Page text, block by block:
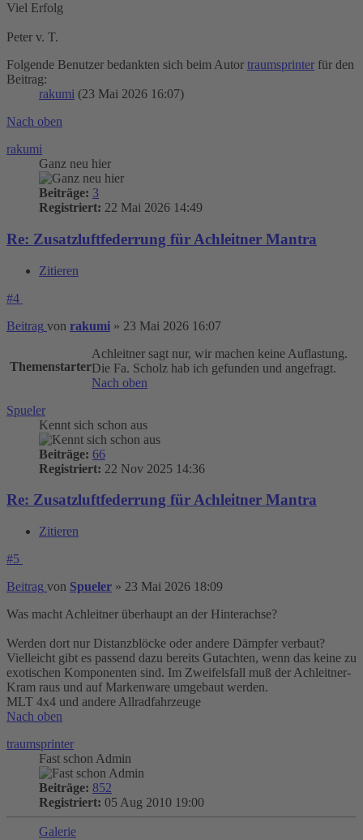
Viel Erfolg
Peter v. T.
Folgende Benutzer bedankten sich beim Autor traumsprinter für den
Beitrag:
rakumi (23 Mai 2026 16:07)
Nach oben
rakumi
Ganz neu hier
Beiträge: 3
Registriert: 22 Mai 2026 14:49
Re: Zusatzluftfederrung für Achleitner Mantra
Zitieren
#4
Beitrag von rakumi » 23 Mai 2026 16:07
Themenstarter
Achleitner sagt nur, wir machen keine Auflastung.
Die Fa. Scholz hab ich gefunden und angefragt.
Nach oben
Spueler
Kennt sich schon aus
Beiträge: 66
Registriert: 22 Nov 2025 14:36
Re: Zusatzluftfederrung für Achleitner Mantra
Zitieren
#5
Beitrag von Spueler » 23 Mai 2026 18:09
Was macht Achleitner überhaupt an der Hinterachse?
Werden dort nur Distanzblöcke oder andere Dämpfer verbaut?
Vielleicht gibt es passend dazu bereits Gutachten, wenn das keine zu
exotischen Komponenten sind. Im Zweifelsfall muß der Achleitner-
Kram raus und auf Markenware umgebaut werden.
MLT 4x4 und andere Allradfahrzeuge
Nach oben
traumsprinter
Fast schon Admin
Beiträge: 852
Registriert: 05 Aug 2010 19:00
Galerie